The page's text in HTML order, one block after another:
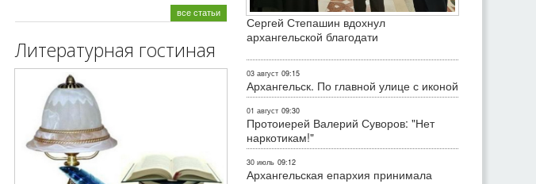
все статьи
Литературная гостиная
Сергей Степашин вдохнул
архангельской благодати
03 август 09:15
Архангельск. По главной улице с иконой
01 август 09:30
Протоиерей Валерий Суворов: "Нет
наркотикам!"
30 июль 09:12
Архангельская епархия принимала